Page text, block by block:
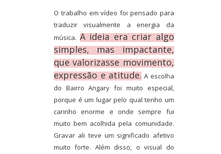
O trabalho em vídeo foi pensado para
traduzir visualmente a energia da
música. A ideia era criar algo
simples, mas impactante,
que valorizasse movimento,
expressão e atitude. A escolha
do Bairro Angary foi muito especial,
porque é um lugar pelo qual tenho um
carinho enorme e onde sempre fui
muito bem acolhida pela comunidade.
Gravar ali teve um significado afetivo
muito forte. Além disso, o visual do